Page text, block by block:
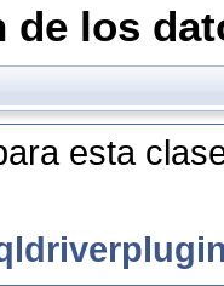
de los
esta